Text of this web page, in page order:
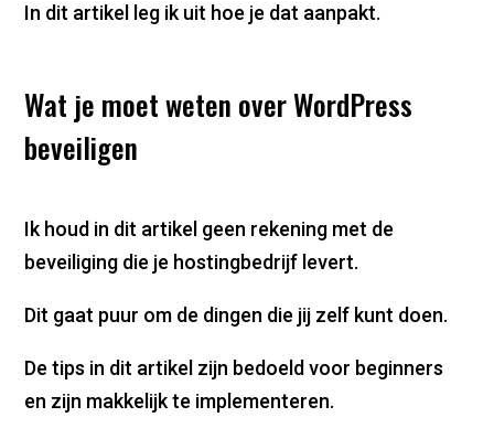
In dit artikel leg ik uit hoe je dat aanpakt.
Wat je moet weten over WordPress
beveiligen
Ik houd in dit artikel geen rekening met de
beveiliging die je hostingbedrijf levert.
Dit gaat puur om de dingen die jij zelf kunt doen.
De tips in dit artikel zijn bedoeld voor beginners
en zijn makkelijk te implementeren.